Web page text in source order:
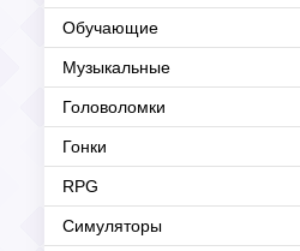
Обучающие
Музыкальные
Головоломки
Гонки
RPG
Симуляторы